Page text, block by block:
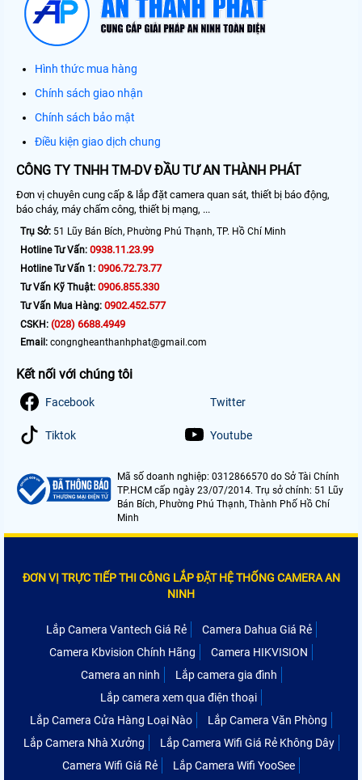
Hình thức mua hàng
Chính sách giao nhận
Chính sách bảo mật
Điều kiện giao dịch chung
CÔNG TY TNHH TM-DV ĐẦU TƯ AN THÀNH PHÁT
Đơn vị chuyên cung cấp & lắp đặt camera quan sát, thiết bị báo động,
báo cháy, máy chấm công, thiết bị mạng, ...
Trụ Sở: 51 Lũy Bán Bích, Phường Phú Thạnh, TP. Hồ Chí Minh
Hotline Tư Vấn: 0938.11.23.99
Hotline Tư Vấn 1: 0906.72.73.77
Tư Vấn Kỹ Thuật: 0906.855.330
Tư Vấn Mua Hàng: 0902.452.577
CSKH: (028) 6688.4949
Email: congngheanthanhphat@gmail.com
Kết nối với chúng tôi
Facebook Twitter
Tiktok Youtube
Mã số doanh nghiệp: 0312866570 do Sở Tài Chính
TP.HCM cấp ngày 23/07/2014. Trụ sở chính: 51 Lũy
Bán Bích, Phường Phú Thạnh, Thành Phố Hồ Chí
Minh
ĐƠN VỊ TRỰC TIẾP THI CÔNG LẮP ĐẶT HỆ THỐNG CAMERA AN
NINH
Lắp Camera Vantech Giá Rẻ
Camera Dahua Giá Rẻ
Camera Kbvision Chính Hãng
Camera HIKVISION
Camera an ninh
Lắp camera gia đình
Lắp camera xem qua điện thoại
Lắp Camera Cửa Hàng Loại Nào
Lắp Camera Văn Phòng
Lắp Camera Nhà Xưởng
Lắp Camera Wifi Giá Rẻ Không Dây
Camera Wifi Giá Rẻ
Lắp Camera Wifi YooSee